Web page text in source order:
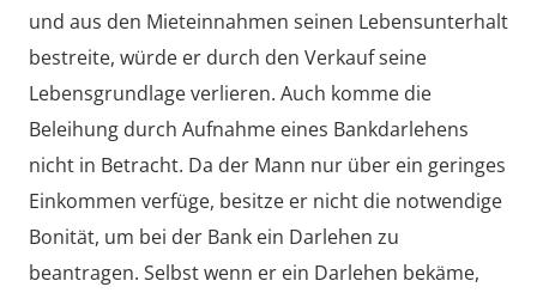
und aus den Mieteinnahmen seinen Lebensunterhalt
bestreite, würde er durch den Verkauf seine
Lebensgrundlage verlieren. Auch komme die
Beleihung durch Aufnahme eines Bankdarlehens
nicht in Betracht. Da der Mann nur über ein geringes
Einkommen verfüge, besitze er nicht die notwendige
Bonität, um bei der Bank ein Darlehen zu
beantragen. Selbst wenn er ein Darlehen bekäme,